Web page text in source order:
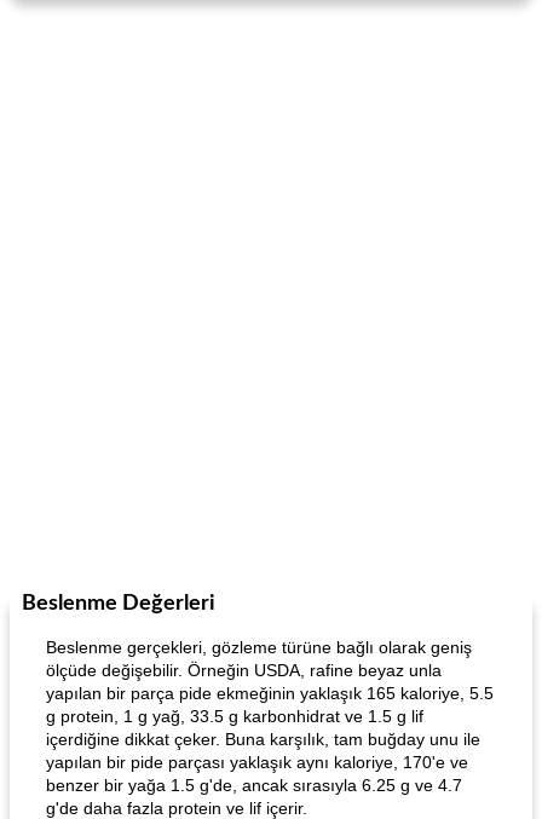
Curry Chicken Dinner Mexican Cream (Fudge)
Beslenme Değerleri
Beslenme gerçekleri, gözleme türüne bağlı olarak geniş
ölçüde değişebilir. Örneğin USDA, rafine beyaz unla
yapılan bir parça pide ekmeğinin yaklaşık 165 kaloriye, 5.5
g protein, 1 g yağ, 33.5 g karbonhidrat ve 1.5 g lif
içerdiğine dikkat çeker. Buna karşılık, tam buğday unu ile
yapılan bir pide parçası yaklaşık aynı kaloriye, 170'e ve
benzer bir yağa 1.5 g'de, ancak sırasıyla 6.25 g ve 4.7
g'de daha fazla protein ve lif içerir.